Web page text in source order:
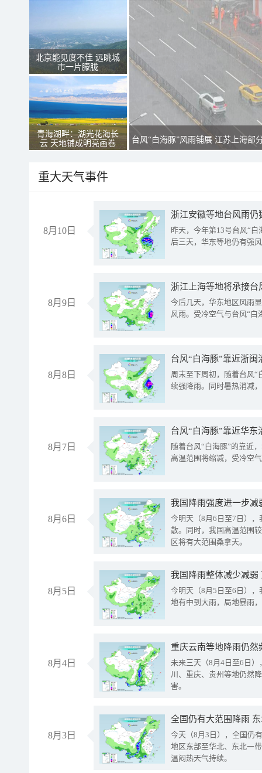
北京能见度不佳 远眺城
市一片朦胧
青海湖畔：湖光花海长
云 天地铺成明亮画卷
台风“白海豚”风雨铺展 江苏上海部
重大天气事件
8月10日
浙江安徽等地台风雨
昨天，今年第13号台风“
后三天，华东等地仍有强
8月9日
浙江上海等地将承接台
今后几天，华东地区风雨
风雨。受冷空气与台风“白
8月8日
台风“白海豚”靠近浙
周末至下周初，随着台风“
续强降雨。同时暑热消减
8月7日
台风“白海豚”靠近华
随着台风“白海豚”的靠近
高温范围将缩减，受冷空
8月6日
今明天（8月6日至7日）
散。同时，我国高温范围
区将有大范围桑拿天。
8月5日
我国降雨整体减少减弱
今明天（8月5日至6日）
地有中到大雨，局地暴雨
8月4日
重庆云南等地降雨仍然
未来三天（8月4日至6日
川、重庆、贵州等地仍然
害。
8月3日
全国仍有大范围降雨
今天（8月3日），全国仍
地区东部至华北、东北一
温闷热天气持续。